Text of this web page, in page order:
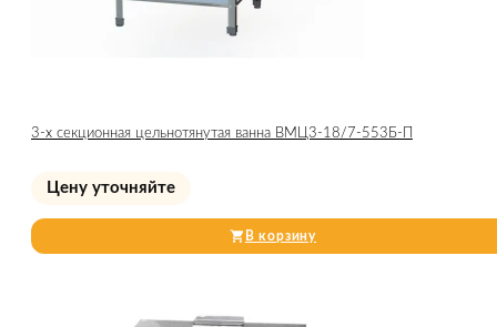
3-х секционная цельнотянутая ванна ВМЦ3-18/7-553Б-П
Цену уточняйте
В корзину